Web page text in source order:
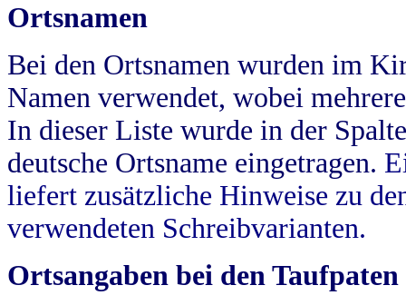
Ortsnamen
Bei den Ortsnamen wurden im
Namen verwendet, wobei
In dieser Liste wurde in der
deutsche Ortsname eingetragen.
liefert zusätzliche Hinweise zu
verwendeten Schreibvarianten.
Ortsangaben bei den Taufpaten